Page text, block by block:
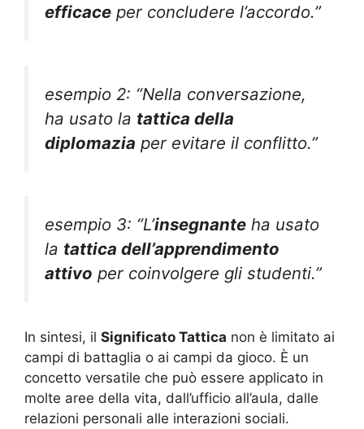
efficace per concludere l’accordo.”
esempio 2: “Nella conversazione,
ha usato la tattica della
diplomazia per evitare il conflitto.”
esempio 3: “L’insegnante ha usato
la tattica dell’apprendimento
attivo per coinvolgere gli studenti.”
In sintesi, il Significato Tattica non è limitato ai
campi di battaglia o ai campi da gioco. È un
concetto versatile che può essere applicato in
molte aree della vita, dall’ufficio all’aula, dalle
relazioni personali alle interazioni sociali.